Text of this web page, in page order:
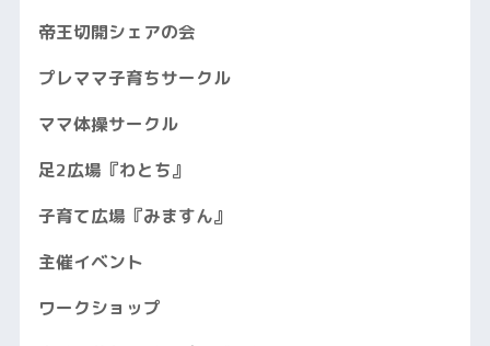
帝王切開シェアの会
プレママ子育ちサークル
ママ体操サークル
足2広場『わとち』
子育て広場『みますん』
主催イベント
ワークショップ